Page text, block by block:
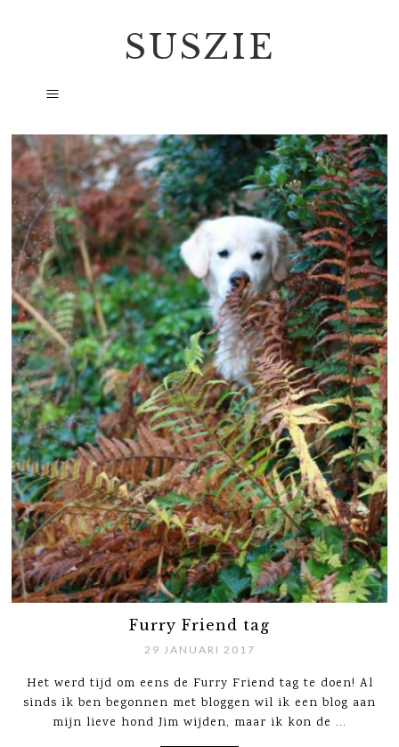
SUSZIE
Furry Friend tag
29 JANUARI 2017
Het werd tijd om eens de Furry Friend tag te doen! Al
sinds ik ben begonnen met bloggen wil ik een blog aan
mijn lieve hond Jim wijden, maar ik kon de ...